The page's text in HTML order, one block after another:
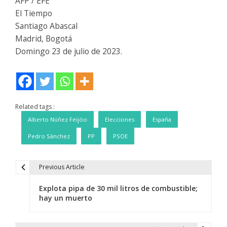
El Tiempo
Santiago Abascal
Madrid, Bogotá
Domingo 23 de julio de 2023.
Related tags :
Alberto Núñez Feijóo Elecciones España
Pedro Sánchez PP PSOE
Previous Article
Explota pipa de 30 mil litros de combustible;
hay un muerto